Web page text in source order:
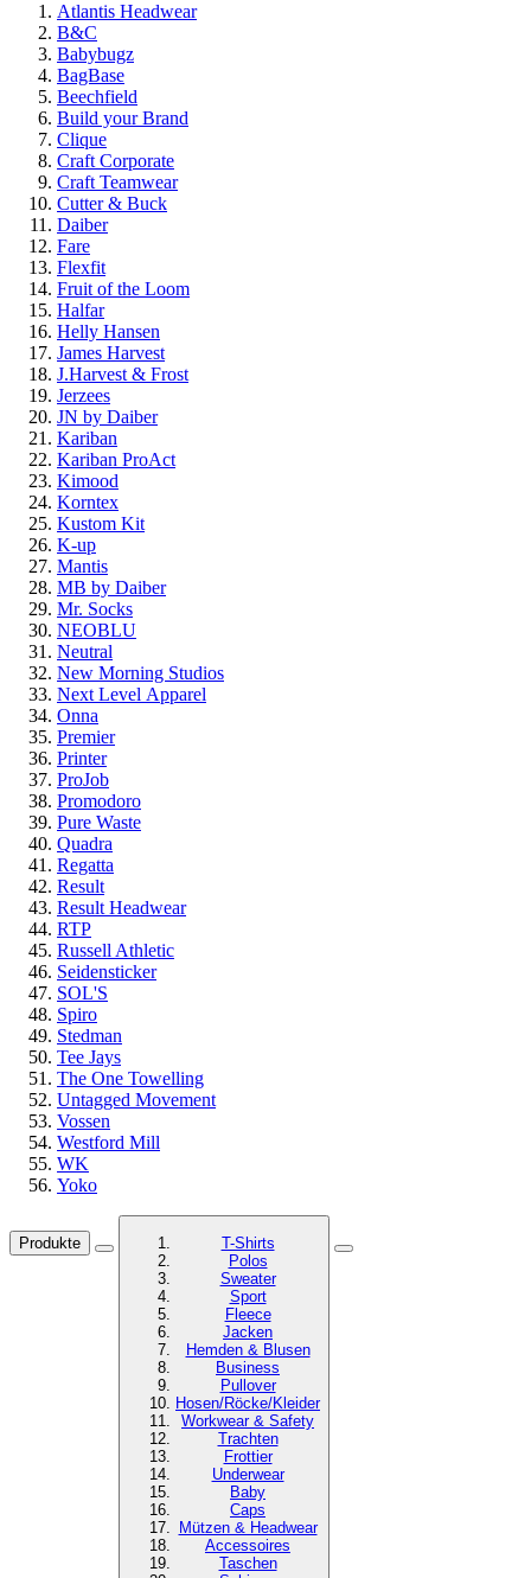
Atlantis Headwear
B&C
Babybugz
BagBase
Beechfield
Build your Brand
Clique
Craft Corporate
Craft Teamwear
Cutter & Buck
Daiber
Fare
Flexfit
Fruit of the Loom
Halfar
Helly Hansen
James Harvest
J.Harvest & Frost
Jerzees
JN by Daiber
Kariban
Kariban ProAct
Kimood
Korntex
Kustom Kit
K-up
Mantis
MB by Daiber
Mr. Socks
NEOBLU
Neutral
New Morning Studios
Next Level Apparel
Onna
Premier
Printer
ProJob
Promodoro
Pure Waste
Quadra
Regatta
Result
Result Headwear
RTP
Russell Athletic
Seidensticker
SOL'S
Spiro
Stedman
Tee Jays
The One Towelling
Untagged Movement
Vossen
Westford Mill
WK
Yoko
Produkte
T-Shirts
Polos
Sweater
Sport
Fleece
Jacken
Hemden & Blusen
Business
Pullover
Hosen/Röcke/Kleider
Workwear & Safety
Trachten
Frottier
Underwear
Baby
Caps
Mützen & Headwear
Accessoires
Taschen